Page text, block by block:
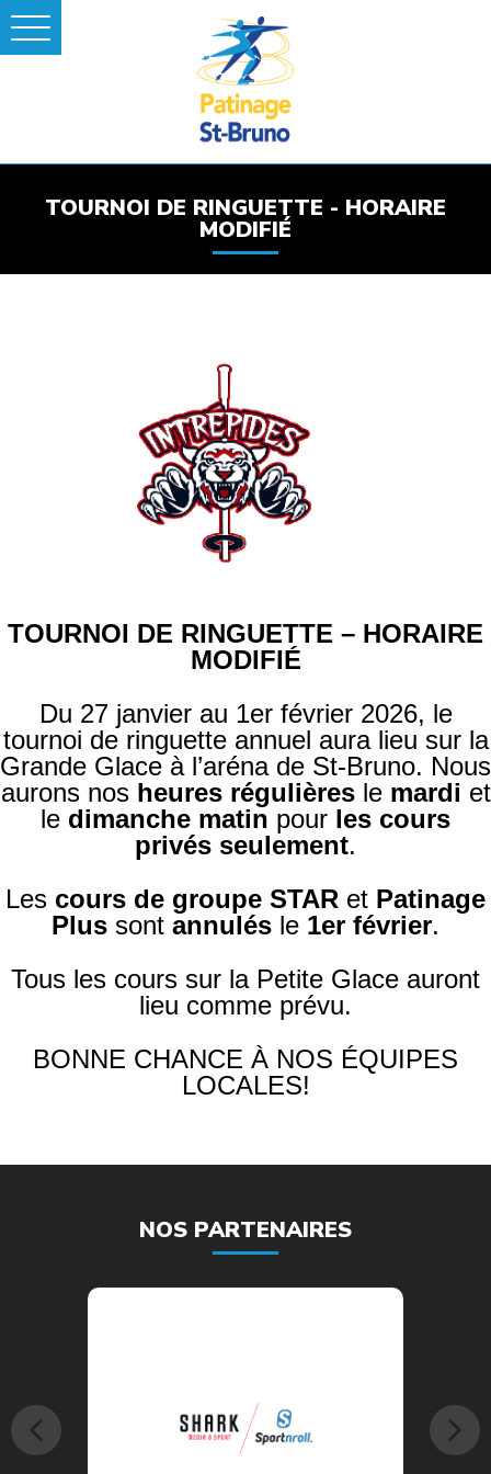
TOURNOI DE RINGUETTE - HORAIRE
MODIFIÉ
TOURNOI DE RINGUETTE – HORAIRE
MODIFIÉ
Du 27 janvier au 1er février 2026, le
tournoi de ringuette annuel aura lieu sur la
Grande Glace à l’aréna de St-Bruno. Nous
aurons nosheures régulières le mardi et
le dimanche matin pour les cours
privés seulement.
Les cours de groupe STAR et Patinage
Plus sont annulés le 1er février.
Tous les cours sur la Petite Glace auront
lieu comme prévu.
BONNE CHANCE À NOS ÉQUIPES
LOCALES!
NOS PARTENAIRES